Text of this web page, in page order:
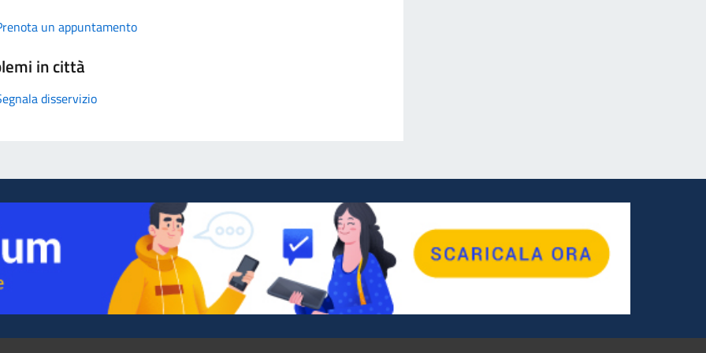
un appuntamento
in città
disservizio